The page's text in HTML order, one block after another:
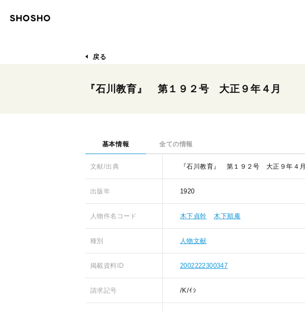
戻る
『石川教育』 第１９２号 大正９年４月
基本情報 全ての情報
文献/出典 『石川教育』 第１９２号 大正９年４月
出版年 1920
人物件名コード 木下貞幹 木下順庵
種別 人物文献
掲載資料ID 2002222300347
請求記号 /K/ｲｼ